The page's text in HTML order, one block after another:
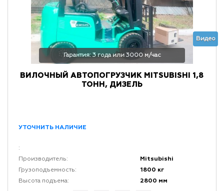
Видео
Гарантия: 3 года или 3000 м/час
ВИЛОЧНЫЙ АВТОПОГРУЗЧИК MITSUBISHI 1,8
ТОНН, ДИЗЕЛЬ
УТОЧНИТЬ НАЛИЧИЕ
:
Производитель:
Mitsubishi
Грузоподъемность: 1800 кг
Высота подъема: 2800 мм